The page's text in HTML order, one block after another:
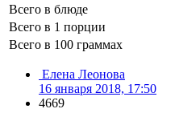
Всего в блюде
Всего в 1 порции
Всего в 100 граммах
Елена Леонова
16 января 2018, 17:50
4669